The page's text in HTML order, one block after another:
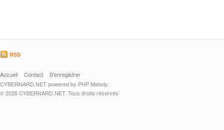
RSS
Accueil Contact
S'enregistrer
CYBERNARD.NET powered by PHP Melody.
© 2026 CYBERNARD.NET. Tous droits réservés